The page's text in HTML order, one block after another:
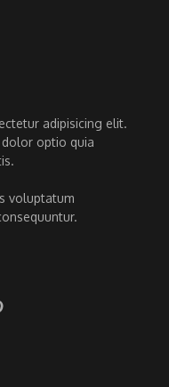
adipisicing elit.
optio quia
voluptatum